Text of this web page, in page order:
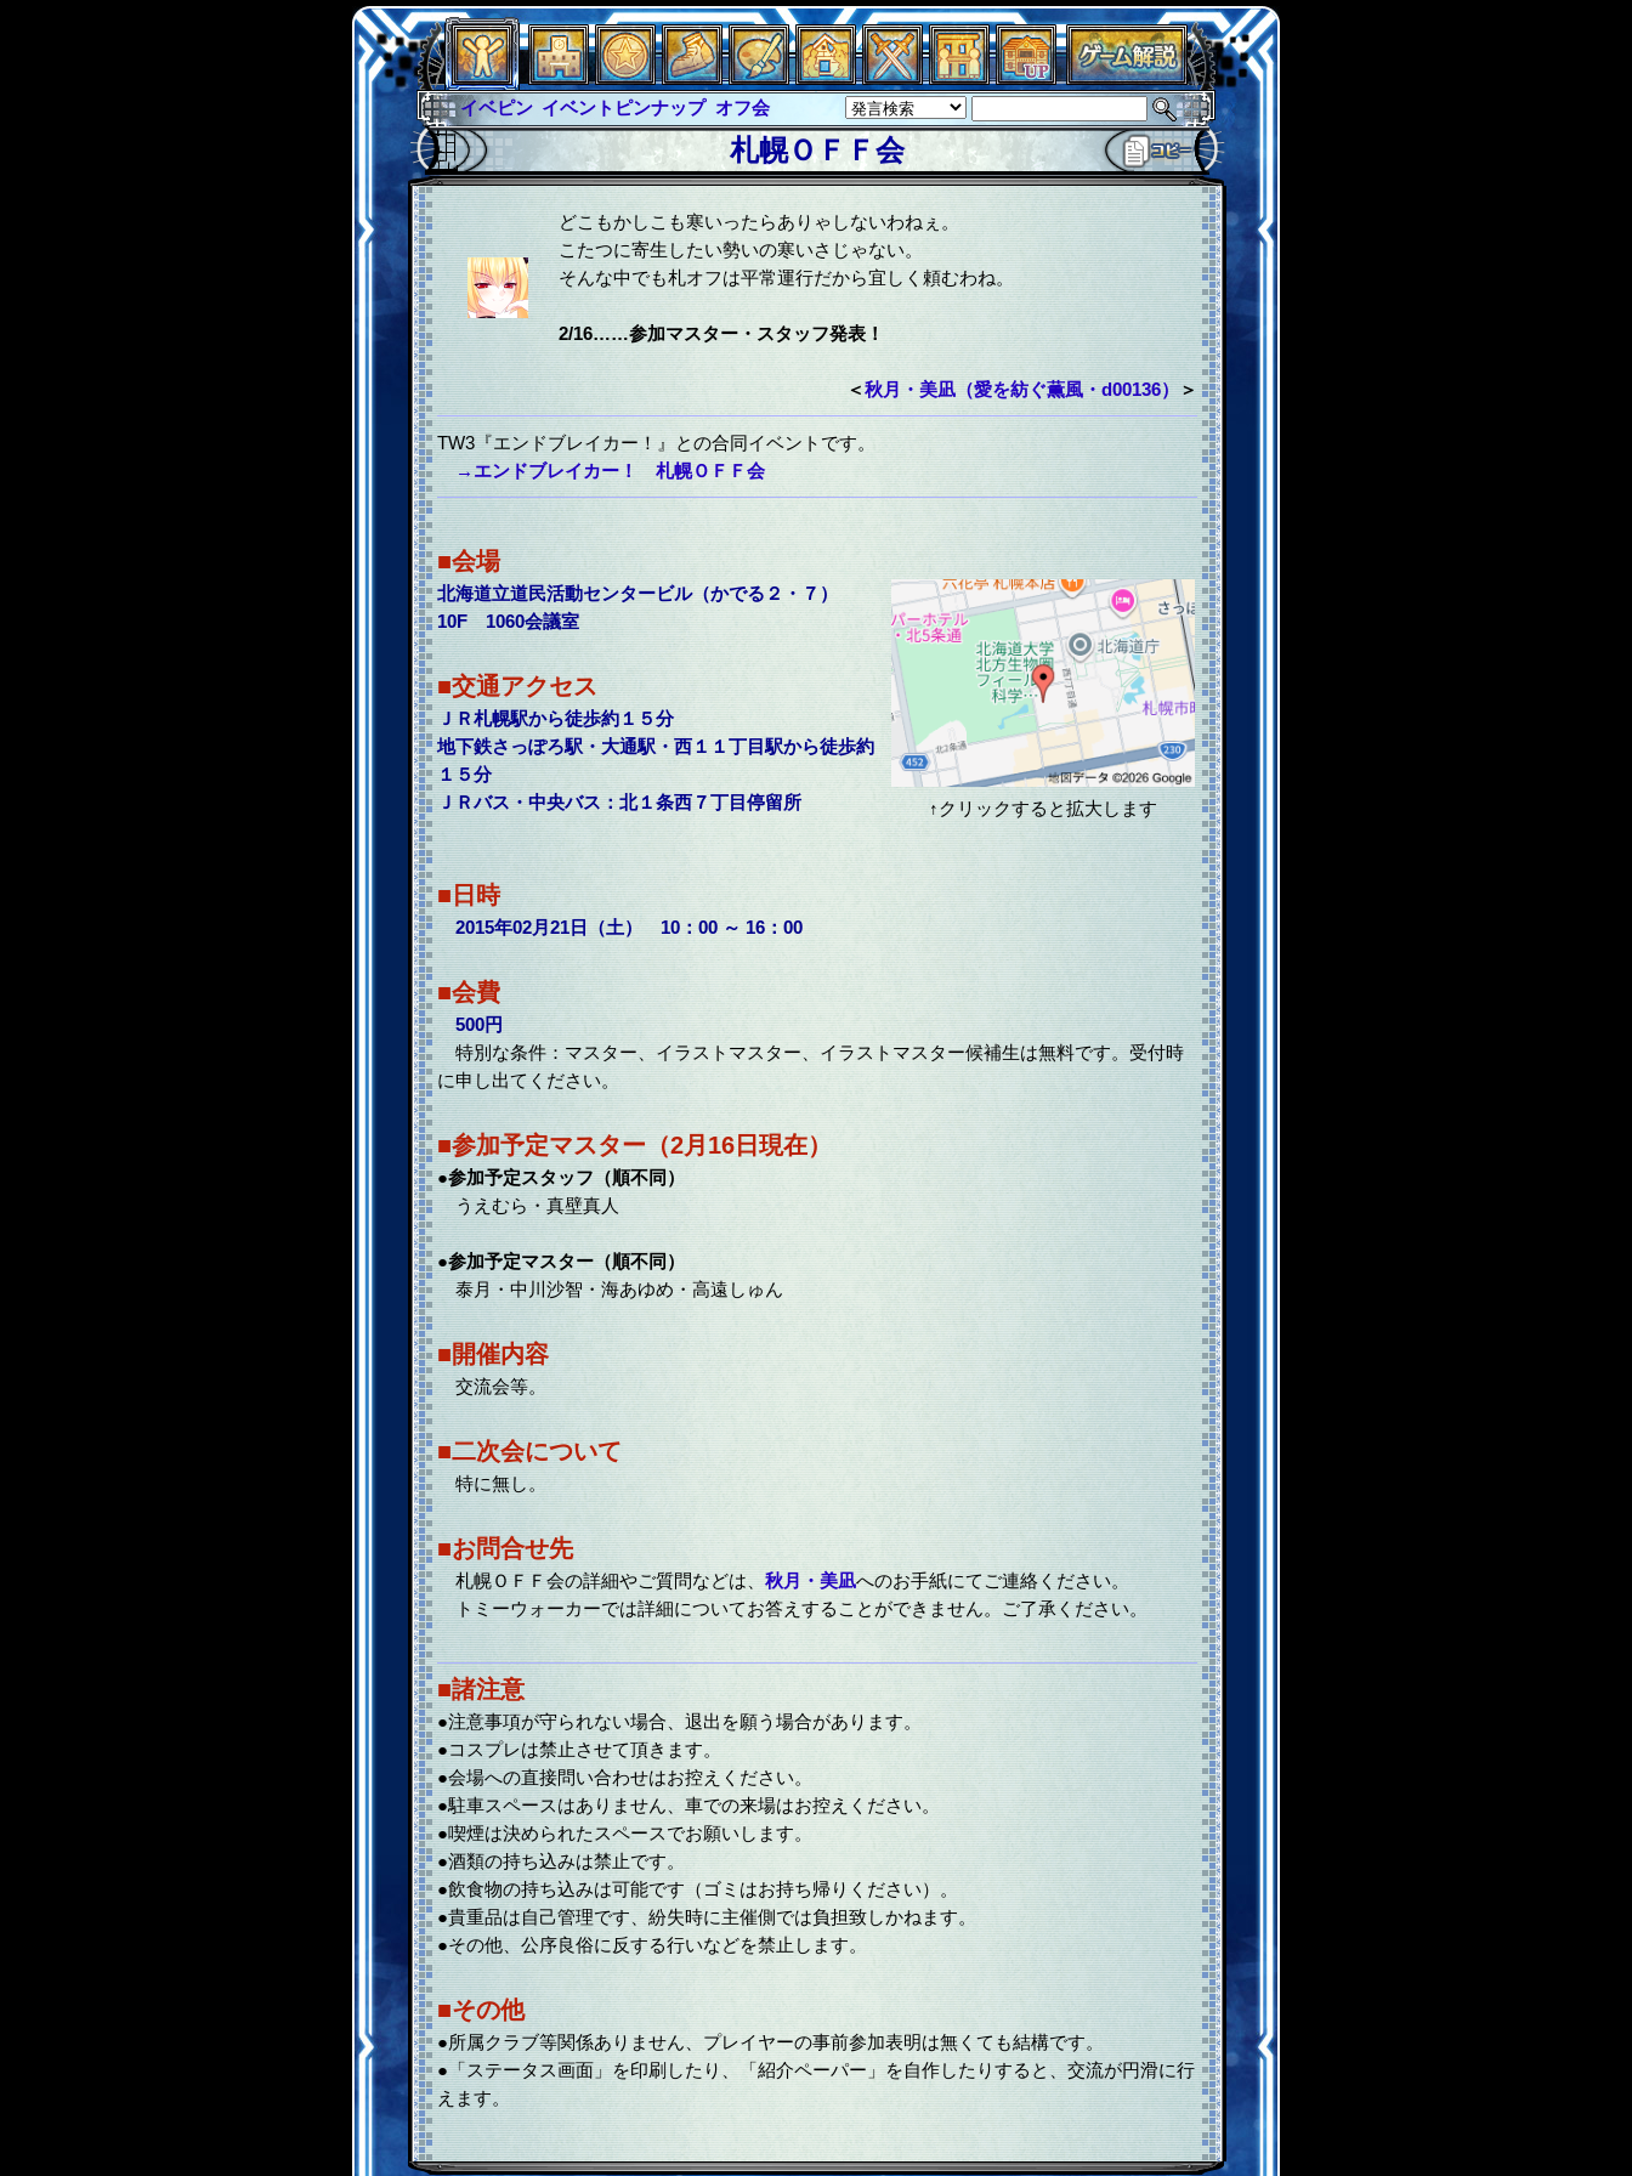
イベピン イベントピンナップ オフ会
グラシャ
グラシャ・ラボラス
グローバルジャスティス サイキックハーツ
サイキックハーツ大戦 シュラウド ソロモン
ファイナル
アブソーバー
札幌ＯＦＦ会
どこもかしこも寒いったらありゃしないわねぇ。
こたつに寄生したい勢いの寒いさじゃない。
そんな中でも札オフは平常運行だから宜しく頼むわね。
2/16……参加マスター・スタッフ発表！
＜秋月・美凪（愛を紡ぐ薫風・d00136）＞
TW3『エンドブレイカー！』との合同イベントです。
→エンドブレイカー！ 札幌ＯＦＦ会
■会場
北海道立道民活動センタービル（かでる２・７）
10F 1060会議室
■交通アクセス
ＪＲ札幌駅から徒歩約１５分
地下鉄さっぽろ駅・大通駅・西１１丁目駅から徒歩約
１５分
ＪＲバス・中央バス：北１条西７丁目停留所
↑クリックすると拡大します
■日時
2015年02月21日（土） 10：00 ～ 16：00
■会費
500円
特別な条件：マスター、イラストマスター、イラストマスター候補生は無料です。受付時
に申し出てください。
■参加予定マスター（2月16日現在）
●参加予定スタッフ（順不同）
うえむら・真壁真人
●参加予定マスター（順不同）
泰月・中川沙智・海あゆめ・高遠しゅん
■開催内容
交流会等。
■二次会について
特に無し。
■お問合せ先
札幌ＯＦＦ会の詳細やご質問などは、 秋月・美凪へのお手紙にてご連絡ください。
トミーウォーカーでは詳細についてお答えすることができません。ご了承ください。
■諸注意
●注意事項が守られない場合、退出を願う場合があります。
●コスプレは禁止させて頂きます。
●会場への直接問い合わせはお控えください。
●駐車スペースはありません、車での来場はお控えください。
●喫煙は決められたスペースでお願いします。
●酒類の持ち込みは禁止です。
●飲食物の持ち込みは可能です（ゴミはお持ち帰りください）。
●貴重品は自己管理です、紛失時に主催側では負担致しかねます。
●その他、公序良俗に反する行いなどを禁止します。
■その他
●所属クラブ等関係ありません、プレイヤーの事前参加表明は無くても結構です。
●「ステータス画面」を印刷したり、「紹介ペーパー」を自作したりすると、交流が円滑に行
えます。